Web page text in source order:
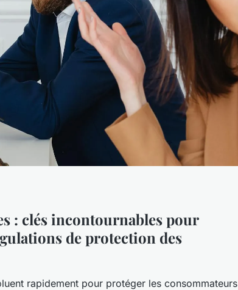
: clés incontournables pour
de protection des
rapidement pour protéger les consommateurs